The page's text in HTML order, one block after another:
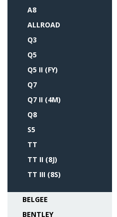
A8
ALLROAD
Q3
Q5
Q5 II (FY)
Q7
Q7 II (4M)
Q8
S5
TT
TT II (8J)
TT III (8S)
BELGEE
BENTLEY